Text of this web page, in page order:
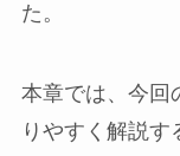
た。
本章では、今回
りやすく解説